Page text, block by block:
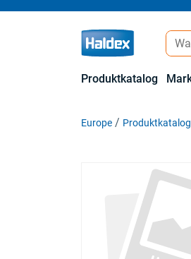
Produktkatalog
Europe Produktkatalog